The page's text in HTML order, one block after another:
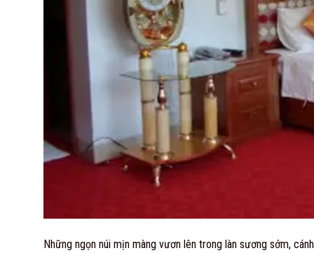
Những ngọn núi mịn màng vươn lên trong làn sương sớm,